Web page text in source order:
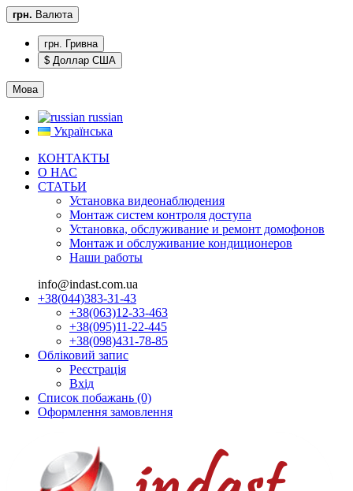
грн. Валюта
грн. Гривна
$ Доллар США
Мова
russian
Українська
КОНТАКТЫ
О НАС
CТАТЬИ
Установка видеонаблюдения
Монтаж систем контроля доступа
Установка, обслуживание и ремонт домофонов
Монтаж и обслуживание кондиционеров
Наши работы
info@indast.com.ua
+38(044)383-31-43
+38(063)12-33-463
+38(095)11-22-445
+38(098)431-78-85
Обліковий запис
Реєстрація
Вхід
Список побажань (0)
Оформлення замовлення